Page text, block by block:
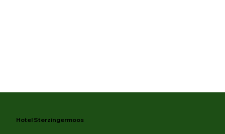
Hotel Sterzingermoos